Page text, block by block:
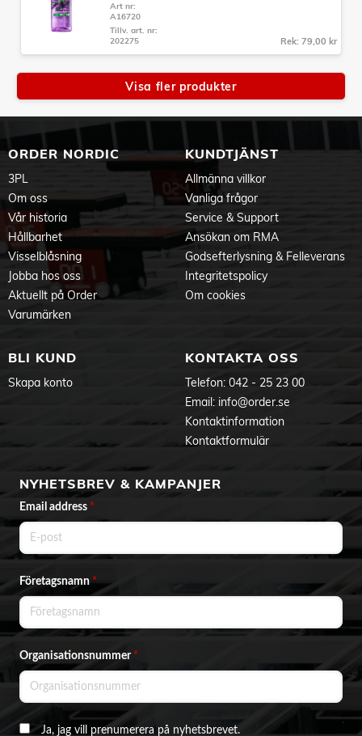
Art nr:
A16720
Tillv. art. nr:
202275
Rek: 79,00 kr
Visa fler produkter
ORDER NORDIC
3PL
Om oss
Vår historia
Hållbarhet
Visselblåsning
Jobba hos oss
Aktuellt på Order
Varumärken
KUNDTJÄNST
Allmänna villkor
Vanliga frågor
Service & Support
Ansökan om RMA
Godsefterlysning & Felleverans
Integritetspolicy
Om cookies
BLI KUND
Skapa konto
KONTAKTA OSS
Telefon: 042 - 25 23 00
Email: info@order.se
Kontaktinformation
Kontaktformulär
NYHETSBREV & KAMPANJER
Email address *
Företagsnamn*
Organisationsnummer *
Ja, jag vill prenumerera på nyhetsbrevet.